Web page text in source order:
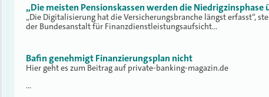
„Die meisten Pensionskassen werden die Niedrigzinsphase
„Die Digitalisierung hat die Versicherungsbranche längst erfasst“,
der Bundesanstalt für Finanzdienstleistungsaufsicht…
Bafin genehmigt Finanzierungsplan nicht
Hier geht es zum Beitrag auf private-banking-magazin.de
…